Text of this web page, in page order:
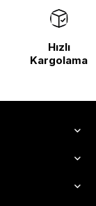
Hızlı
Kargolama